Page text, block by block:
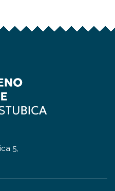
5,